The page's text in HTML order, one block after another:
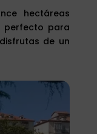
hectáreas
perfecto para
de un